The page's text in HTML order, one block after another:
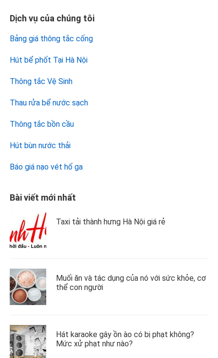
Dịch vụ của chúng tôi
Bảng giá thông tắc cống
Hút bể phốt Tại Hà Nội
Thông tắc Vệ Sinh
Thau rửa bể nước sạch
Thông tắc bồn cầu
Hút bùn nước thải
Báo giá nạo vét hố ga
Bài viết mới nhất
Taxi tải thành hưng Hà Nội giá rẻ
Muối ăn và tác dụng của nó với sức khỏe, cơ
thể con người
Hát karaoke gây ồn ào có bị phạt không?
Mức xử phạt như nào?